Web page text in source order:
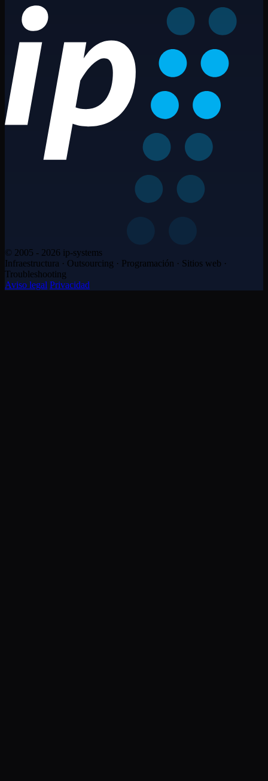
© 2005 - 2026 ip-systems
Infraestructura · Outsourcing · Programación · Sitios web ·
Troubleshooting
Aviso legal Privacidad